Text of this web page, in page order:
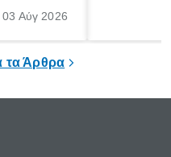
μέρες
03 Αύγ 2026
τα Άρθρα